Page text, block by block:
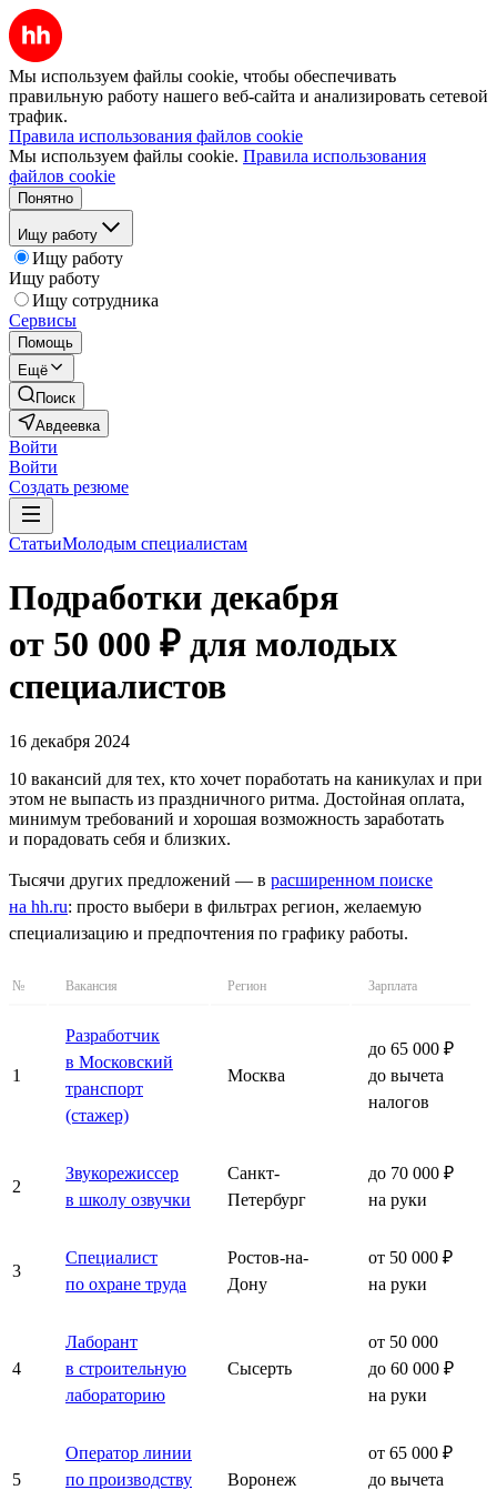
Мы используем файлы cookie, чтобы обеспечивать
правильную работу нашего веб-сайта и анализировать сетевой
трафик.
Правила использования файлов cookie
Мы используем файлы cookie. Правила использования
файлов cookie
Понятно
Ищу работу
Ищу работу
Ищу работу
Ищу сотрудника
Сервисы
Помощь
Ещё
Поиск
Авдеевка
Войти
Войти
Создать резюме
СтатьиМолодым специалистам
Подработки декабря
от 50 000 ₽ для молодых
специалистов
16 декабря 2024
10 вакансий для тех, кто хочет поработать на каникулах и при
этом не выпасть из праздничного ритма. Достойная оплата,
минимум требований и хорошая возможность заработать
и порадовать себя и близких.
Тысячи других предложений — в расширенном поиске
на hh.ru: просто выбери в фильтрах регион, желаемую
специализацию и предпочтения по графику работы.
№ Вакансия Регион Зарплата
1
Разработчик
в Московский
транспорт
(стажер)
Москва
до 65 000 ₽
до вычета
налогов
2
Звукорежиссер
в школу озвучки
Санкт-
Петербург
до 70 000 ₽
на руки
3
Специалист
по охране труда
Ростов-на-
Дону
от 50 000 ₽
на руки
4
Лаборант
в строительную
лабораторию
Сысерть
от 50 000
до 60 000 ₽
на руки
5
Оператор линии
по производству
Воронеж
от 65 000 ₽
до вычета